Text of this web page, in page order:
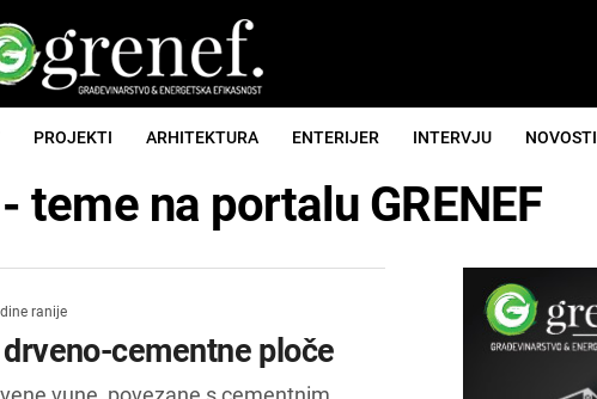
PROJEKTI ARHITEKTURA ENTERIJER INTERVJU NOVOSTI
teme na portalu GRENEF
ranije
cementne ploče